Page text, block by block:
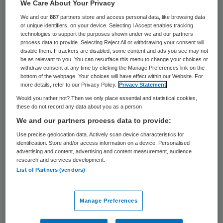
De rechtbank in Overijssel heeft op 12 mei
Avant Zorg en Welzijn in Almelo failliet
verklaard. Het faillissement wordt
afgehandeld door curator Wouter Weenink.
Avant Zorg en Welzijnhoudt zich bezig met
persoonlijke verzorging, verpleging,
begeleiding, dagbesteding en huishoudelijke
hulp. Op de eigen website laat de
organisatie zich voor staan op een
persoonlijke en betrokken benadering en
onze pro-life visie. Volgens het
handelsregister werkten er
We Care About Your Privacy
We and our887 partners store and access personal data, like browsing data
or unique identifiers, on your device. Selecting I Accept enables tracking
technologies to support the purposes shown under we and our partners
process data to provide. Selecting Reject All or withdrawing your consent will
disable them. If trackers are disabled, some content and ads you see may not
be as relevant to you. You can resurface this menu to change your choices or
withdraw consent at any time by clicking the Manage Preferences link on the
bottom of the webpage. Your choices will have effect within our Website. For
more details, refer to our Privacy Policy.
Privacy Statement
Would you rather not? Then we only place essential and statistical cookies,
these do not record any data about you as a person
We and our partners process data to provide:
Use precise geolocation data. Actively scan device characteristics for
identification. Store and/or access information on a device. Personalised
advertising and content, advertising and content measurement, audience
research and services development.
List of Partners (vendors)
Manage Preferences